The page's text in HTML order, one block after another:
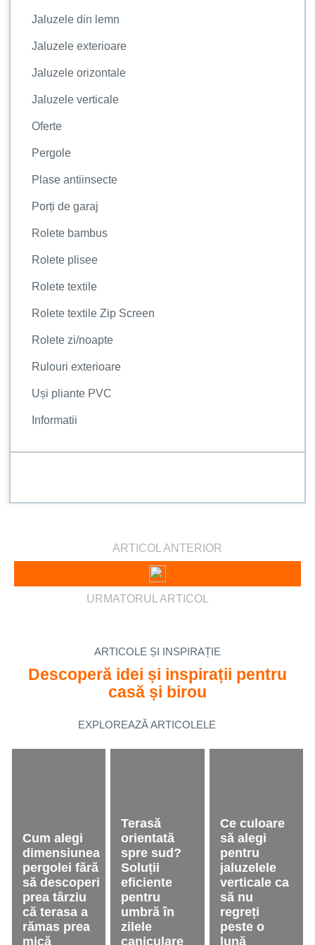
Jaluzele din lemn
Jaluzele exterioare
Jaluzele orizontale
Jaluzele verticale
Oferte
Pergole
Plase antiinsecte
Porți de garaj
Rolete bambus
Rolete plisee
Rolete textile
Rolete textile Zip Screen
Rolete zi/noapte
Rulouri exterioare
Uși pliante PVC
Informatii
ARTICOL ANTERIOR
URMATORUL ARTICOL
ARTICOLE ȘI INSPIRAȚIE
Descoperă idei și inspirații pentru
casă și birou
EXPLOREAZĂ ARTICOLELE
Cum alegi
dimensiunea
pergolei fără
să descoperi
prea târziu
că terasa a
rămas prea
mică
Terasă
orientată
spre sud?
Soluții
eficiente
pentru
umbră în
zilele
caniculare
Ce culoare
să alegi
pentru
jaluzelele
verticale ca
să nu
regreți
peste o
lună